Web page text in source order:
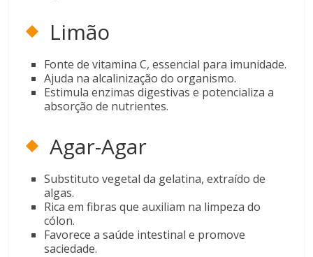
Limão
Fonte de vitamina C, essencial para imunidade.
Ajuda na alcalinização do organismo.
Estimula enzimas digestivas e potencializa a
absorção de nutrientes.
Agar-Agar
Substituto vegetal da gelatina, extraído de
algas.
Rica em fibras que auxiliam na limpeza do
cólon.
Favorece a saúde intestinal e promove
saciedade.